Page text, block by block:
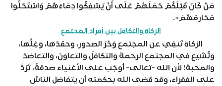
‌مَنْ ‌كَانَ ‌قَبْلَكُمْ حَمَلَهُمْ عَلَى أَنْ يَسْفِكُوا دِمَاءَهُمْ وَاسْتَحَلُّوا
مَحَارِمَهُمْ».
الزكاة والتكافل بين أفراد المجتمع
الزكاة تَنفِي عن المجتمع وَحْرَ الصدور، وحقدَها، وغِلَّها،
وتُشيع في المجتمع الرحمةَ والتكافلَ والتعاونَ، والتعاضدَ
والمحبةَ؛ لأن الله -تعالى- أوجَب على الأغنياء صدقةً، تُرَدُّ
على الفقراء، وقد قضى الله بحكمته أن يتفاضل الناسُ